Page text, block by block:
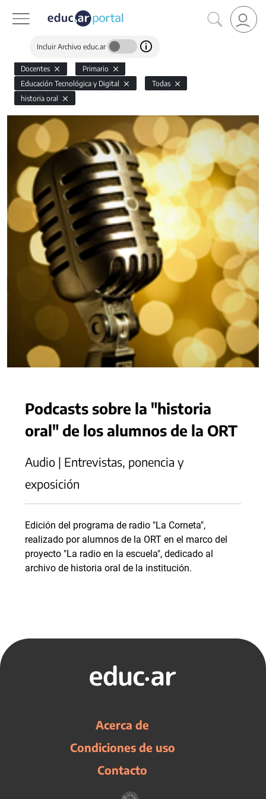
Incluir Archivo educ.ar
Docentes
Primario
Educación Tecnológica y Digital
Todas
historia oral
Podcasts sobre la "historia
oral" de los alumnos de la ORT
Audio | Entrevistas, ponencia y
exposición
Edición del programa de radio "La Corneta",
realizado por alumnos de la ORT en el marco del
proyecto "La radio en la escuela", dedicado al
archivo de historia oral de la institución.
Acerca de
Condiciones de uso
Contacto